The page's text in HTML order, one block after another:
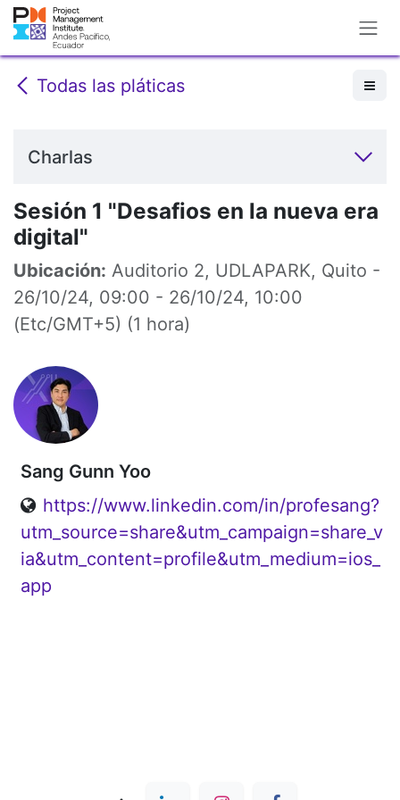
Ir al contenido
Todas las pláticas
Charlas
Sesión 1 "Desafios en la nueva era
digital"
Ubicación: Auditorio 2, UDLAPARK, Quito -
26/10/24, 09:00 - 26/10/24, 10:00
(Etc/GMT+5) (1 hora)
Sang Gunn Yoo
https://www.linkedin.com/in/profesang?
utm_source=share&utm_campaign=share_v
ia&utm_content=profile&utm_medium=ios_
app